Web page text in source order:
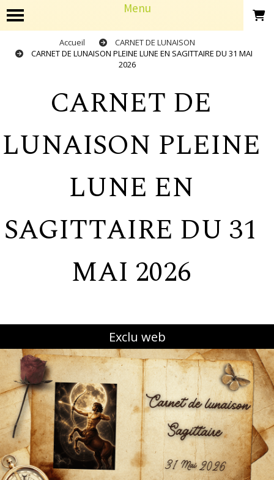
Menu
Accueil
CARNET DE LUNAISON
CARNET DE LUNAISON PLEINE LUNE EN SAGITTAIRE DU 31 MAI
2026
CARNET DE
LUNAISON PLEINE
LUNE EN
SAGITTAIRE DU 31
MAI 2026
Exclu web
Panneau de gestion des cookies